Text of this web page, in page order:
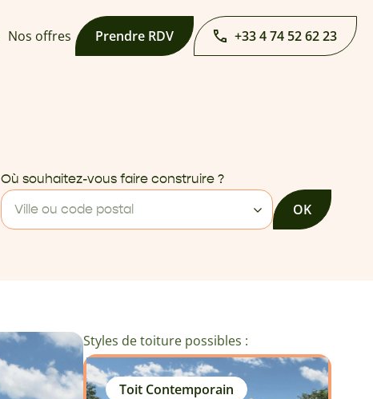
Nos offres Prendre RDV +33 4 74 52 62 23
Où souhaitez-vous faire construire ?
Ville ou code postal
OK
Styles de toiture possibles :
Toit Contemporain